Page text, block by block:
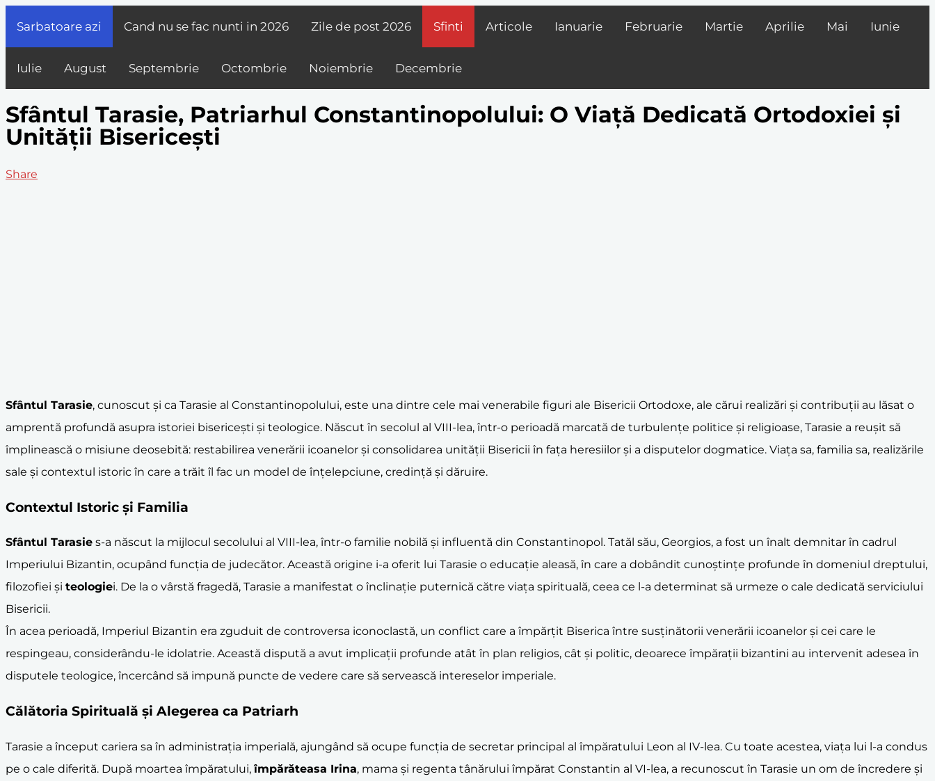
Sarbatoare azi Cand nu se fac nunti in 2026 Zile de post 2026 Sfinti Articole Ianuarie Februarie Martie Aprilie Mai Iunie
Iulie August Septembrie Octombrie Noiembrie Decembrie
Sfântul Tarasie, Patriarhul Constantinopolului: O Viață Dedicată Ortodoxiei și
Unității Bisericești
Share
Sfântul Tarasie, cunoscut și ca Tarasie al Constantinopolului, este una dintre cele mai venerabile figuri ale Bisericii Ortodoxe, ale cărui realizări și contribuții au lăsat o
amprentă profundă asupra istoriei bisericești și teologice. Născut în secolul al VIII-lea, într-o perioadă marcată de turbulențe politice și religioase, Tarasie a reușit să
împlinească o misiune deosebită: restabilirea venerării icoanelor și consolidarea unității Bisericii în fața heresiilor și a disputelor dogmatice. Viața sa, familia sa, realizările
sale și contextul istoric în care a trăit îl fac un model de înțelepciune, credință și dăruire.
Contextul Istoric și Familia
Sfântul Tarasie s-a născut la mijlocul secolului al VIII-lea, într-o familie nobilă și influentă din Constantinopol. Tatăl său, Georgios, a fost un înalt demnitar în cadrul
Imperiului Bizantin, ocupând funcția de judecător. Această origine i-a oferit lui Tarasie o educație aleasă, în care a dobândit cunoștințe profunde în domeniul dreptului,
filozofiei și teologiei. De la o vârstă fragedă, Tarasie a manifestat o înclinație puternică către viața spirituală, ceea ce l-a determinat să urmeze o cale dedicată serviciului
Bisericii.
În acea perioadă, Imperiul Bizantin era zguduit de controversa iconoclastă, un conflict care a împărțit Biserica între susținătorii venerării icoanelor și cei care le
respingeau, considerându-le idolatrie. Această dispută a avut implicații profunde atât în plan religios, cât și politic, deoarece împărații bizantini au intervenit adesea în
disputele teologice, încercând să impună puncte de vedere care să servească intereselor imperiale.
Călătoria Spirituală și Alegerea ca Patriarh
Tarasie a început cariera sa în administrația imperială, ajungând să ocupe funcția de secretar principal al împăratului Leon al IV-lea. Cu toate acestea, viața lui l-a condus
pe o cale diferită. După moartea împăratului, împărăteasa Irina, mama și regenta tânărului împărat Constantin al VI-lea, a recunoscut în Tarasie un om de încredere și